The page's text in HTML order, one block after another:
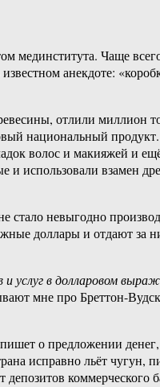
мединститута. Чаще
анекдоте:
отлили миллион
национальный продукт.
волос и макияжей и
и использовали взамен
стало невыгодно
доллары и отдают за
услуг в долларовом
мне про Бреттон-
о предложении денег,
исправно льёт чугун,
депозитов